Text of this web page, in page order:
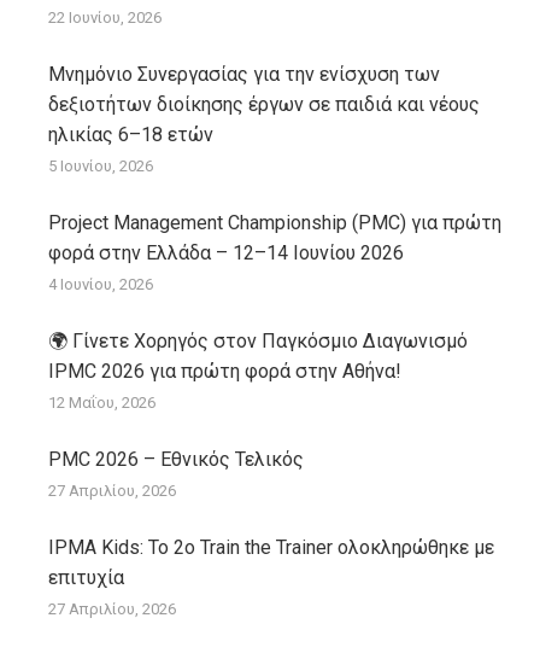
22 Ιουνίου, 2026
Μνημόνιο Συνεργασίας για την ενίσχυση των
δεξιοτήτων διοίκησης έργων σε παιδιά και νέους
ηλικίας 6–18 ετών
5 Ιουνίου, 2026
Project Management Championship (PMC) για πρώτη
φορά στην Ελλάδα – 12–14 Ιουνίου 2026
4 Ιουνίου, 2026
🌍 Γίνετε Χορηγός στον Παγκόσμιο Διαγωνισμό
IPMC 2026 για πρώτη φορά στην Αθήνα!
12 Μαΐου, 2026
PMC 2026 – Εθνικός Τελικός
27 Απριλίου, 2026
IPMA Kids: Το 2ο Train the Trainer ολοκληρώθηκε με
επιτυχία
27 Απριλίου, 2026